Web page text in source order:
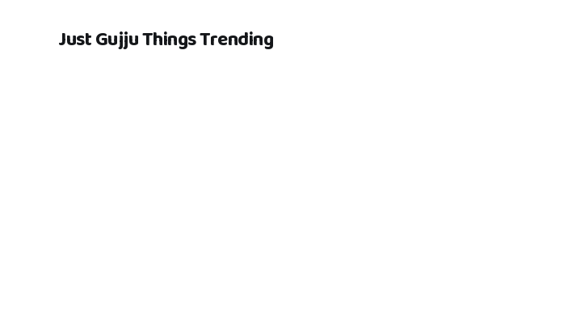
Just Gujju Things Trending